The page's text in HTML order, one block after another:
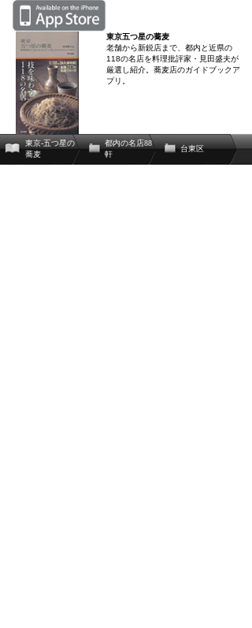
東京五つ星の蕎麦
老舗から新鋭店まで、都内と近県の
118の名店を料理批評家・見田盛夫が
厳選し紹介。蕎麦店のガイドブックア
プリ。
東京-五つ星の
蕎麦
都内の名店88
軒
台東区